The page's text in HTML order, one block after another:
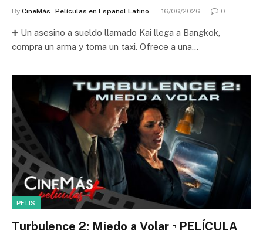
By CineMás - Películas en Español Latino 16/06/2026 0
➕ Un asesino a sueldo llamado Kai llega a Bangkok,
compra un arma y toma un taxi. Ofrece a una…
PELIS
Turbulence 2: Miedo a Volar ▫️ PELÍCULA